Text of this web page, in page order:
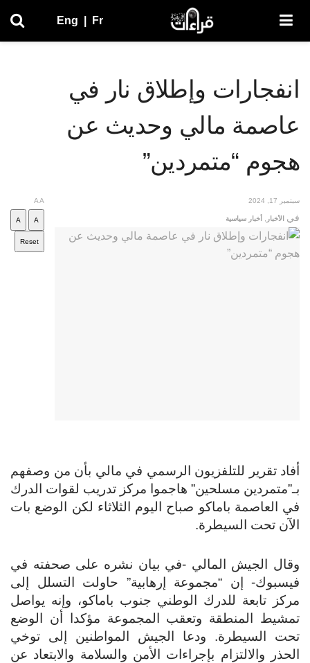
Eng Fr
انفجارات وإطلاق نار في
عاصمة مالي وحديث عن
هجوم “متمردين”
سبتمبر 17, 2024
في الأخبار أخبار سياسية
AA
A
A
Reset
أفاد تقرير للتلفزيون الرسمي في مالي بأن من وصفهم
بـ”متمردين مسلحين” هاجموا مركز تدريب لقوات الدرك
في العاصمة باماكو صباح اليوم الثلاثاء لكن الوضع بات
الآن تحت السيطرة.
وقال الجيش المالي -في بيان نشره على صحفته في
فيسبوك- إن “مجموعة إرهابية” حاولت التسلل إلى
مركز تابعة للدرك الوطني جنوب باماكو، وإنه يواصل
تمشيط المنطقة وتعقب المجموعة مؤكدا أن الوضع
تحت السيطرة. ودعا الجيش المواطنين إلى توخي
الحذر والالتزام بإجراءات الأمن والسلامة والابتعاد عن